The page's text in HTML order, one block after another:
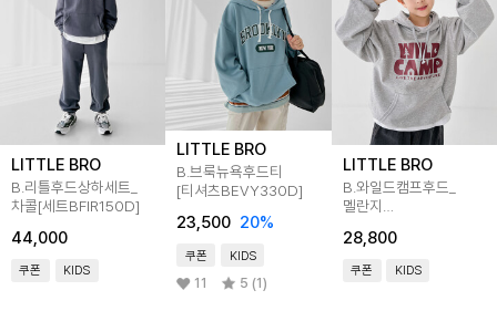
LITTLE BRO
B.리틀후드상하세트_
차콜[세트BFIR150D]
44,000
쿠폰 KIDS
LITTLE BRO
B.브룩뉴욕후드티
[티셔츠BEVY330D]
23,500 20%
쿠폰 KIDS
11 5 (1)
LITTLE BRO
B.와일드캠프후드_
멜란지
28,800
쿠폰 KIDS